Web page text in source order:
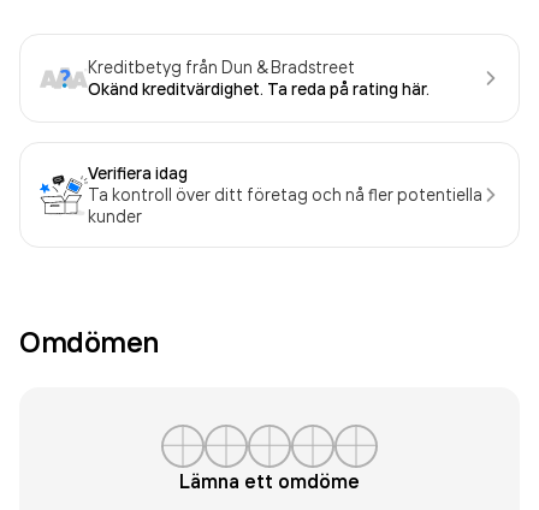
Kreditbetyg från Dun & Bradstreet
Okänd kreditvärdighet. Ta reda på rating här.
Verifiera idag
Ta kontroll över ditt företag och nå fler potentiella
kunder
Omdömen
Lämna ett omdöme